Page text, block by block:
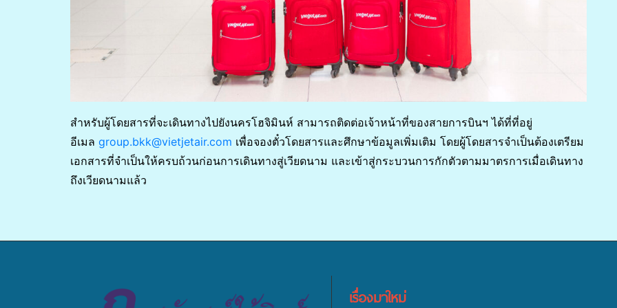
สำหรับผู้โดยสารที่จะเดินทางไปยังนครโฮจิมินห์ สามารถติดต่อเจ้าหน้าที่ของสายการบินฯ ได้ที่ที่อยู่
อีเมล group.bkk@vietjetair.com เพื่อจองตั๋วโดยสารและศึกษาข้อมูลเพิ่มเติม โดยผู้โดยสารจำเป็นต้องเตรียม
เอกสารที่จำเป็นให้ครบถ้วนก่อนการเดินทางสู่เวียดนาม และเข้าสู่กระบวนการกักตัวตามมาตรการเมื่อเดินทาง
ถึงเวียดนามแล้ว
เรื่องมาใหม่